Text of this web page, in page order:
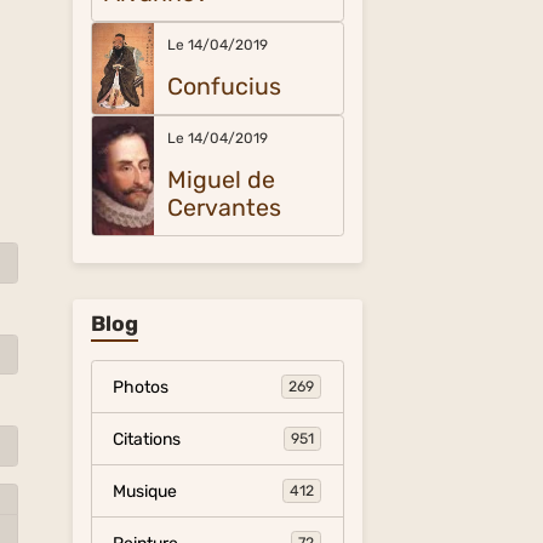
Le 14/04/2019
Confucius
Le 14/04/2019
Miguel de
Cervantes
Blog
Photos 269
Citations 951
Musique 412